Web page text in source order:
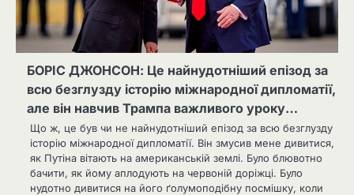
БОРІС ДЖОНСОН: Це найнудотніший епізод за
всю безглузду історію міжнародної дипломатії,
але він навчив Трампа важливого уроку…
Що ж, це був чи не найнудотніший епізод за всю безглузду
історію міжнародної дипломатії. Він змусив мене дивитися,
як Путіна вітають на американській землі. Було блювотно
бачити, як йому аплодують на червоній доріжці. Було
нудотно дивитися на його ґолумоподібну посмішку, коли